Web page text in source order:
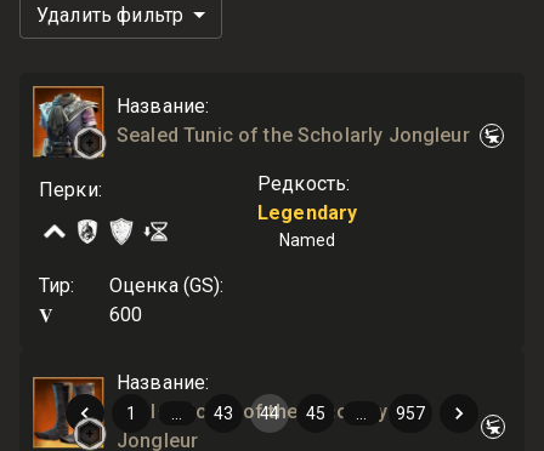
Удалить фильтр
Название:
Sealed Tunic of the Scholarly Jongleur
Перки: Редкость:
Legendary
Named
Тир:
V
Оценка (GS):
600
Название:
Sealed Boots of the Scholarly
Jongleur
1 43 44 45 957